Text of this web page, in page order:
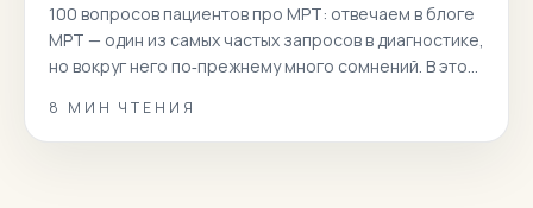
100 вопросов пациентов про МРТ: отвечаем в блоге
МРТ — один из самых частых запросов в диагностике,
но вокруг него по‑прежнему много сомнений. В этой
пациентов и даем короткие, точные и полезные
ответы. Вы узнаете, как подготовиться к
8 МИН ЧТЕНИЯ